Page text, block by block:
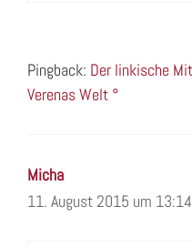
Pingback: Der linkische
Verenas Welt °
Micha
11. August 2015 um